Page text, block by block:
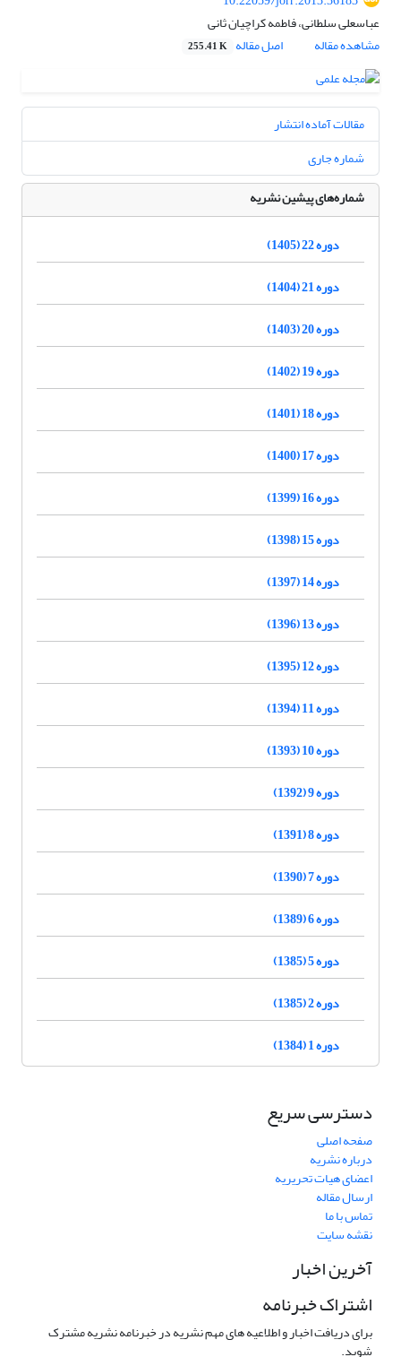
عباسعلی سلطانی، فاطمه کراچیان ثانی
مشاهده مقاله
اصل مقاله 255.41 K
مقالات آماده انتشار
شماره جاری
شماره‌های پیشین نشریه
دوره 22 (1405)
دوره 21 (1404)
دوره 20 (1403)
دوره 19 (1402)
دوره 18 (1401)
دوره 17 (1400)
دوره 16 (1399)
دوره 15 (1398)
دوره 14 (1397)
دوره 13 (1396)
دوره 12 (1395)
دوره 11 (1394)
دوره 10 (1393)
دوره 9 (1392)
دوره 8 (1391)
دوره 7 (1390)
دوره 6 (1389)
دوره 5 (1385)
دوره 2 (1385)
دوره 1 (1384)
دسترسی سریع
صفحه اصلی
درباره نشریه
اعضای هیات تحریریه
ارسال مقاله
تماس با ما
نقشه سایت
آخرین اخبار
اشتراک خبرنامه
برای دریافت اخبار و اطلاعیه های مهم نشریه در خبرنامه نشریه مشترک
شوید.